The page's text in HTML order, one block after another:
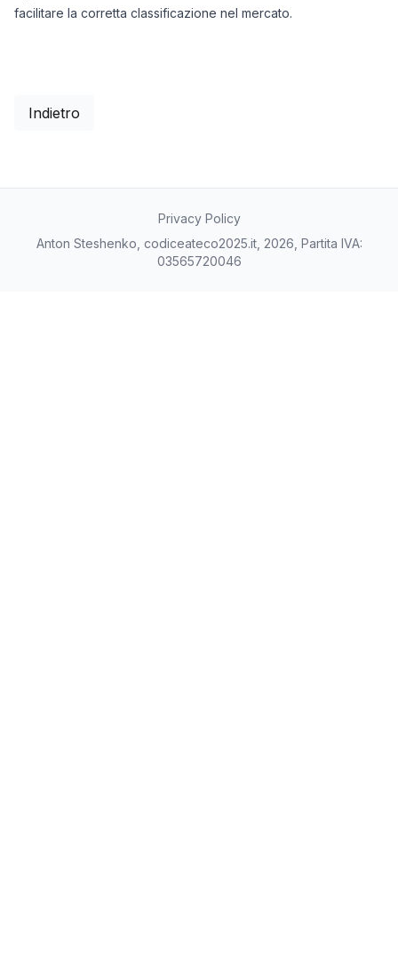
facilitare la corretta classificazione nel mercato.
Indietro
Privacy Policy
Anton Steshenko, codiceateco2025.it, 2026, Partita IVA:
03565720046